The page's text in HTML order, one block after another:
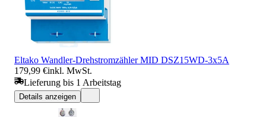
Eltako Wandler-Drehstromzähler MID DSZ15WD-3x5A
179,99 €inkl. MwSt.
Lieferung bis 1 Arbeitstag
Details anzeigen